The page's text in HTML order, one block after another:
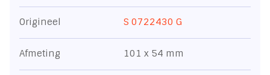
Origineel S 0722430 G
Afmeting 101 x 54 mm